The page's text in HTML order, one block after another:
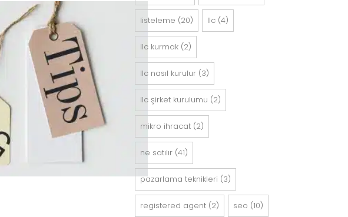
listeleme (20) llc (4)
llc kurmak (2)
llc nasıl kurulur (3)
llc şirket kurulumu (2)
mikro ihracat (2)
ne satılır (41)
pazarlama teknikleri (3)
registered agent (2) seo (10)